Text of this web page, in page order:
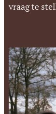
vraag te